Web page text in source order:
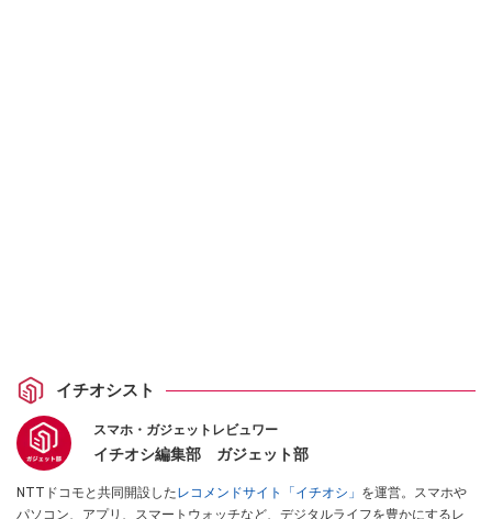
イチオシスト
スマホ・ガジェットレビュワー
イチオシ編集部 ガジェット部
NTTドコモと共同開設したレコメンドサイト「イチオシ」 を運営。スマホや
パソコン、アプリ、スマートウォッチなど、デジタルライフを豊かにするレ